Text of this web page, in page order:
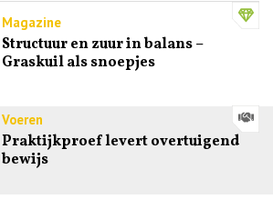
Magazine
Structuur en zuur in balans –
Graskuil als snoepjes
Voeren
Praktijkproef levert overtuigend
bewijs